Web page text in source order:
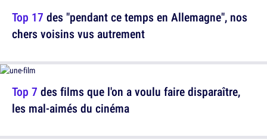
Top 17 des "pendant ce temps en Allemagne", nos
chers voisins vus autrement
Top 7 des films que l'on a voulu faire disparaître,
les mal-aimés du cinéma